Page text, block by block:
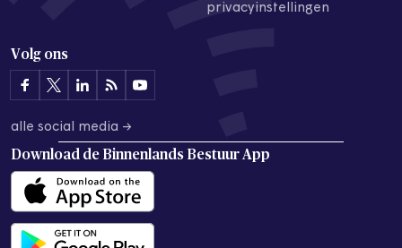
privacyinstellingen
Volg ons
alle social media →
Download de Binnenlands Bestuur App